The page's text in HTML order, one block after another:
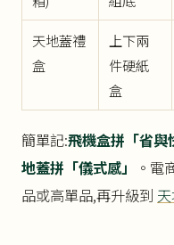
天地蓋禮
盒
上下兩
件硬紙
盒
簡單記:飛機盒拼「省與
地蓋拼「儀式感」
。電
品或高單品,再升級到